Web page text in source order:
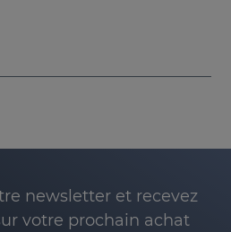
newsletter et recevez
votre prochain achat